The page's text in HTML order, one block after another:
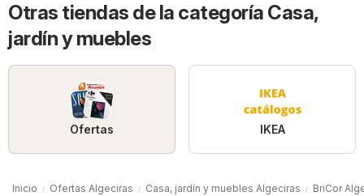
Otras tiendas de la categoría Casa,
jardín y muebles
Ofertas IKEA
Inicio Ofertas Algeciras Casa, jardín y muebles Algeciras BriCor